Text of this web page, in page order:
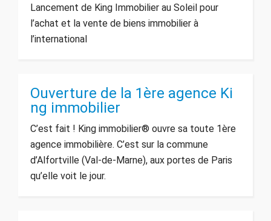
Lancement de King Immobilier au Soleil pour
l’achat et la vente de biens immobilier à
l’international
Ouverture de la 1ère agence Ki
ng immobilier
C’est fait ! King immobilier® ouvre sa toute 1ère
agence immobilière. C’est sur la commune
d’Alfortville (Val-de-Marne), aux portes de Paris
qu’elle voit le jour.